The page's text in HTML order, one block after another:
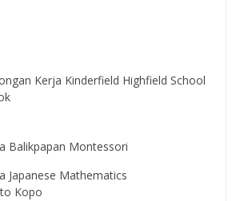
Kerja Kinderfield Highfield School
Balikpapan Montessori
Japanese Mathematics
Kopo